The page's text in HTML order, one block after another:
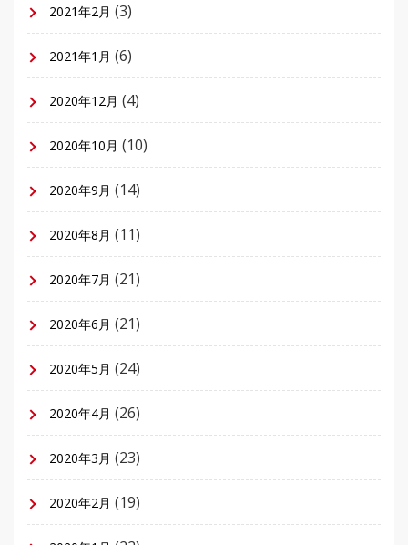
2021年2月 (3)
2021年1月 (6)
2020年12月 (4)
2020年10月 (10)
2020年9月 (14)
2020年8月 (11)
2020年7月 (21)
2020年6月 (21)
2020年5月 (24)
2020年4月 (26)
2020年3月 (23)
2020年2月 (19)